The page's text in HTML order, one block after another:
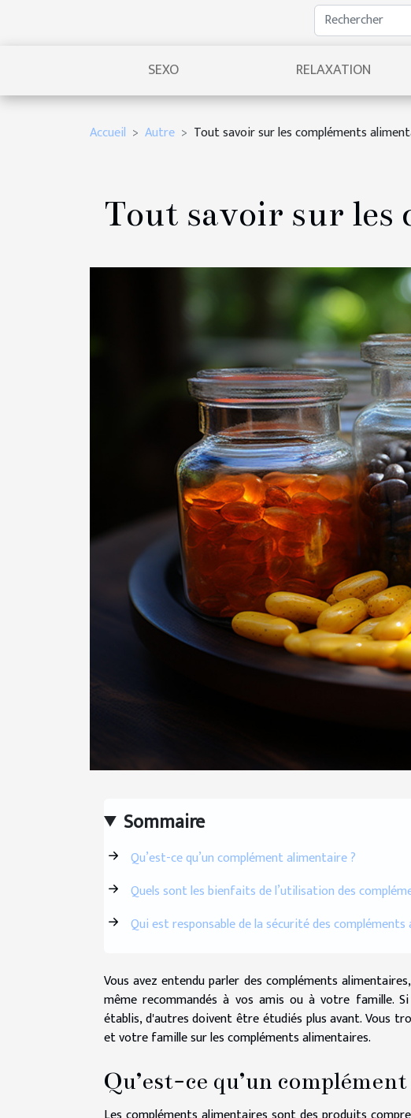
SEXO RELAXATION
Accueil Autre Tout savoir sur les compléments
Tout savoir sur les
Sommaire
Qu’est-ce qu’un complément alimentaire ?
Quels sont les bienfaits de l’utilisation des
Qui est responsable de la sécurité des
Vous avez entendu parler des compléments
même recommandés à vos amis ou à votre famille.
établis, d'autres doivent être étudiés plus avant. Vous
et votre famille sur les compléments alimentaires.
Qu’est-ce qu’un